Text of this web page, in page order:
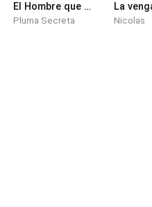
El Hombre que Me Persigue
Pluma Secreta Nicolas